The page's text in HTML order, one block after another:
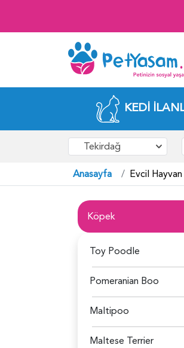
KEDI
Tekirdağ
Anasayfa Evcil Hayvan
Köpek
Toy Poodle
Pomeranian Boo
Maltipoo
Maltese Terrier